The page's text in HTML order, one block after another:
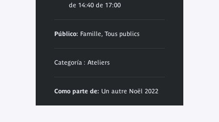
de 14:40 de 17:00
Público: Famille, Tous publics
Categoría : Ateliers
Como parte de: Un autre Noël 2022